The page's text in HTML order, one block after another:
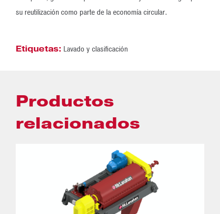
su reutilización como parte de la economía circular.
Etiquetas: Lavado y clasificación
Productos
relacionados